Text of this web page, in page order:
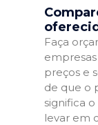
Faça
preços e
de que o
significa
levar em